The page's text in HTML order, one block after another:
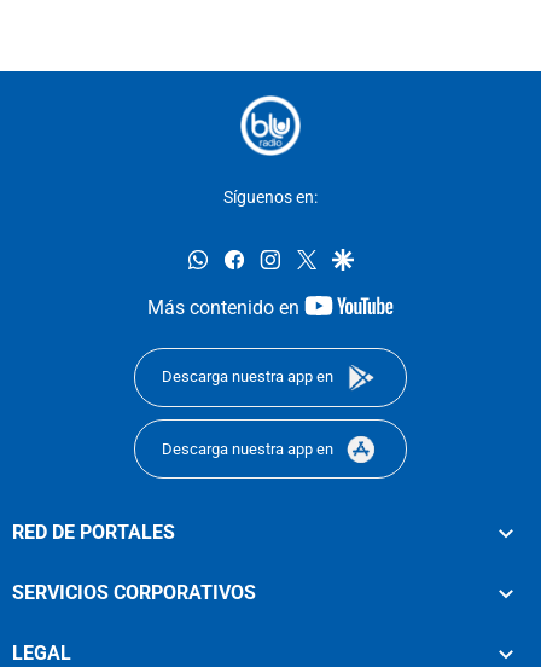
Síguenos en:
whatsappfacebookinstagram
twittergoogle
Más contenido en
youtube-
Descarga nuestra app en
Descarga nuestra app en
RED DE PORTALES
SERVICIOS CORPORATIVOS
LEGAL